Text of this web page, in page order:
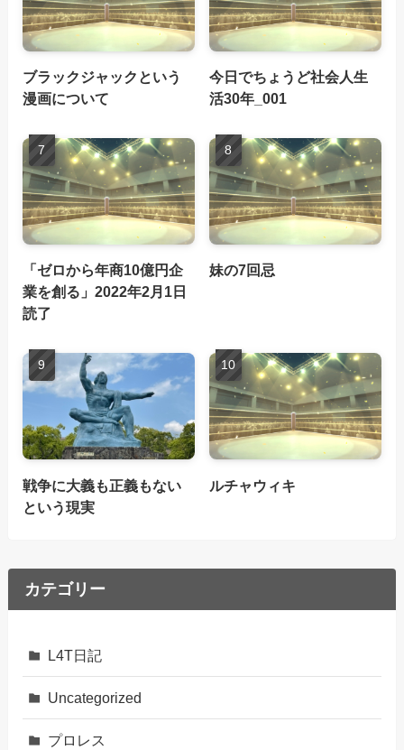
ブラックジャックという
漫画について
今日でちょうど社会人生
活30年_001
「ゼロから年商10億円企
業を創る」2022年2月1日
読了
妹の7回忌
戦争に大義も正義もない
という現実
ルチャウィキ
カテゴリー
L4T日記
Uncategorized
プロレス